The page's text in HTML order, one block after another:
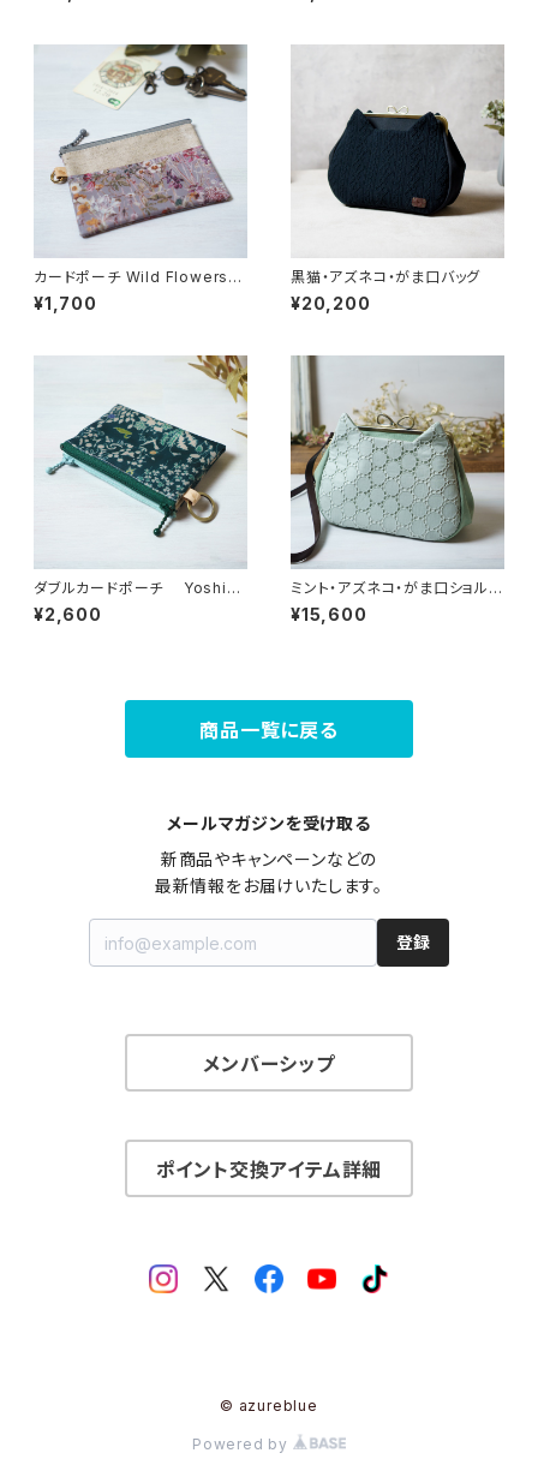
カードポーチ Wild Flowers
（ワイルド・フラワーズ）グレー
リバティラミネート生地
¥1,700
黒猫・アズネコ・がま口バッグ
¥20,200
ダブルカードポーチ Yoshie
（ヨシエ） リバティラミネート生
地
¥2,600
ミント・アズネコ・がま口ショルダ
ーバッグ
¥15,600
商品一覧に戻る
メールマガジンを受け取る
新商品やキャンペーンなどの
最新情報をお届けいたします。
登録
メンバーシップ
ポイント交換アイテム詳細
© azureblue
Powered by